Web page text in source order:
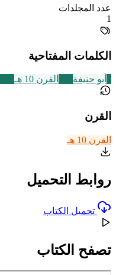
عدد المجلدات
1
الكلمات المفتاحية
أبو حنيفة القرن 10 هـ
القرن
القرن 10 هـ
روابط التحميل
تحميل الكتاب
تصفح الكتاب